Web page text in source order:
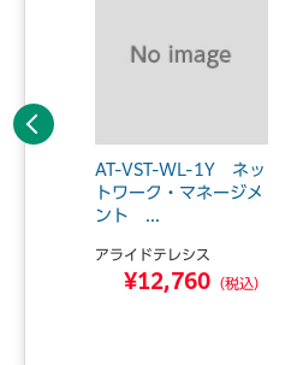
AT-VST-WL-1Y ネッ
トワーク・マネージメ
ント ...
アライドテレシス
¥12,760 （税込）
前へ